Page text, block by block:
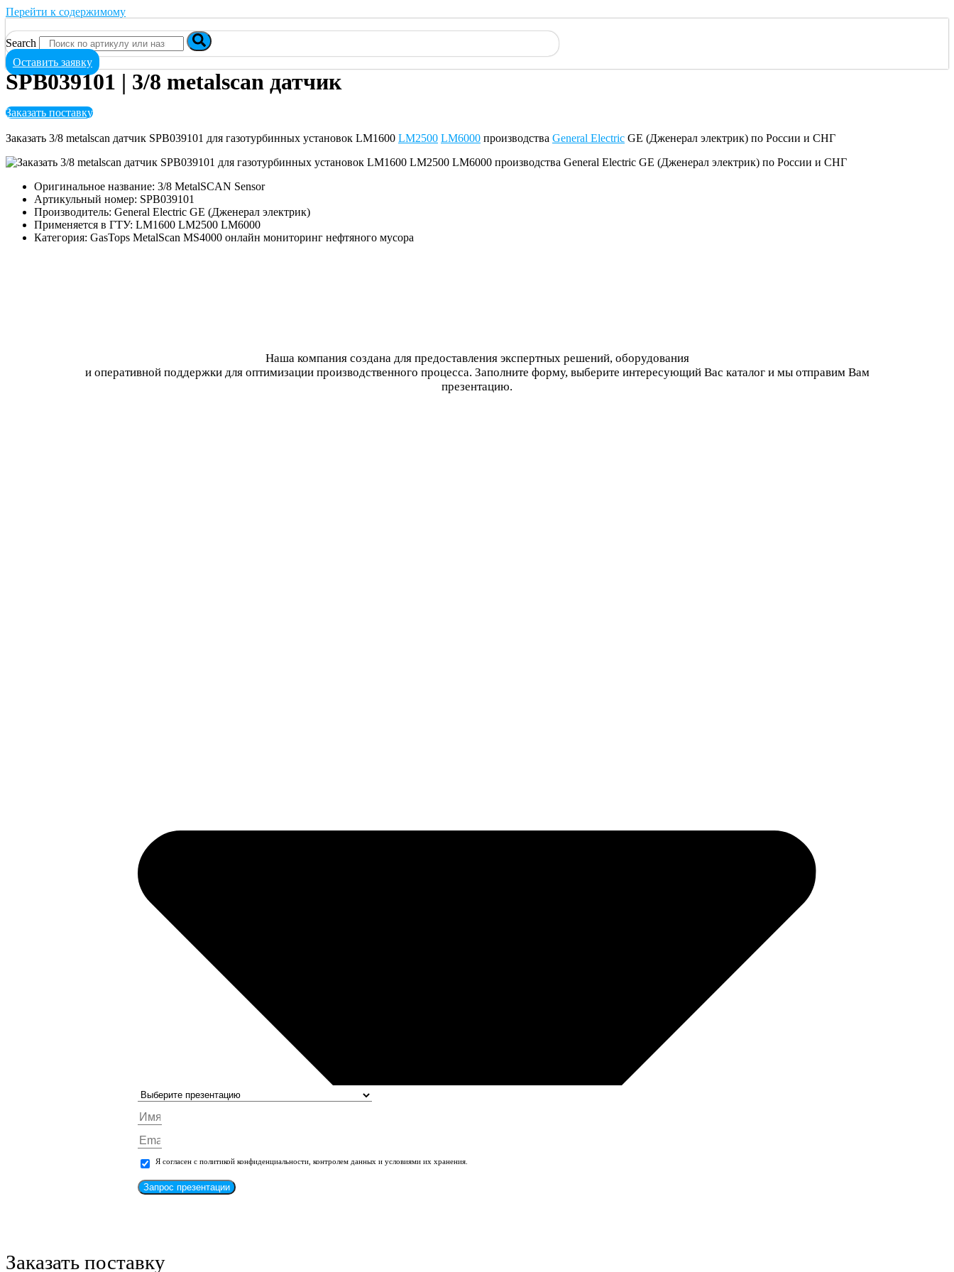
Перейти к содержимому
Search
Оставить заявку
SPB039101 | 3/8 metalscan датчик
Заказать поставку
Заказать 3/8 metalscan датчик SPB039101 для газотурбинных установок LM1600 LM2500 LM6000 производства General Electric GE (Дженерал электрик) по России и СНГ
Оригинальное название: 3/8 MetalSCAN Sensor
Артикульный номер: SPB039101
Производитель: General Electric GE (Дженерал электрик)
Применяется в ГТУ: LM1600 LM2500 LM6000
Категория: GasTops MetalScan MS4000 онлайн мониторинг нефтяного мусора
Наша компания создана для предоставления экспертных решений, оборудования
и оперативной поддержки для оптимизации производственного процесса. Заполните форму, выберите интересующий Вас каталог и мы отправим Вам
презентацию.
Я согласен с политикой конфиденциальности, контролем данных и условиями их хранения.
Запрос презентации
Заказать поставку